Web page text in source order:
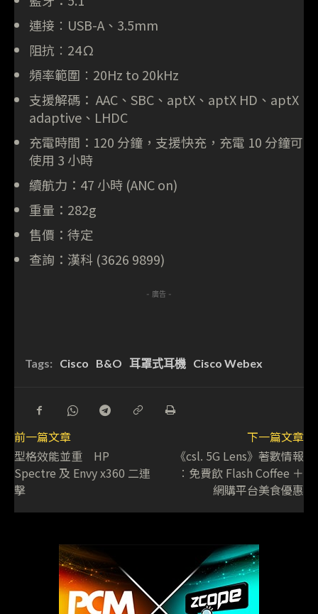
連接︰USB-A、3.5mm
阻抗︰24Ω
頻率範圍︰20Hz to 20kHz
支援解碼： AAC、SBC、aptX、aptX HD、aptX
adaptive、LHDC
充電時間：120 分鐘，支援快充，充電 10 分鐘可
使用 3 小時
續航力：47 小時 (ANC on)
重量：282g
售價：待定
查詢：漢科 (3626 9899)
- 廣告 -
Tags: Cisco B&O 耳罩式耳機 Cisco Webex
前一篇文章
型格效能並重 HP
Spectre 及 Envy x360 二連
擊
下一篇文章
《csl. 5G Lens》著數情報
︰免費飲 Flash Coffee ＋
網購平台美食優惠